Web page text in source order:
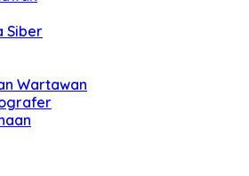
Siber
Wartawan